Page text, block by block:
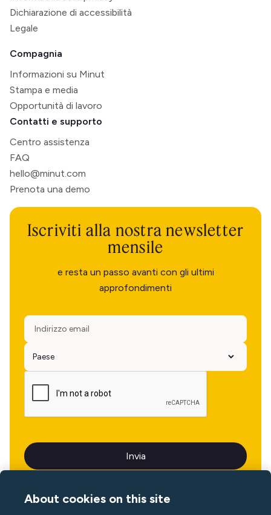
Dichiarazione di accessibilità
Legale
Compagnia
Informazioni su Minut
Stampa e media
Opportunità di lavoro
Contatti e supporto
Centro assistenza
FAQ
hello@minut.com
Prenota una demo
Iscriviti alla nostra newsletter
mensile
e resta un passo avanti con gli ultimi
approfondimenti
About cookies on this site